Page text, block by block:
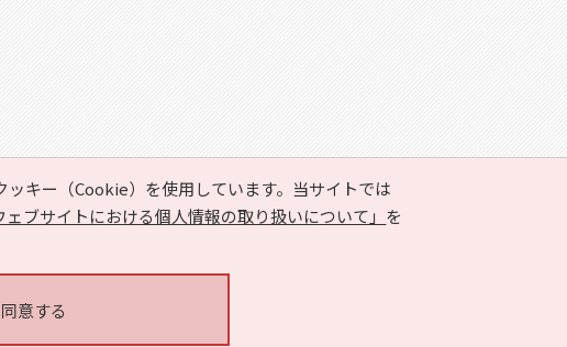
キー（Cookie）を使用しています。当サイトでは
ェブサイトにおける個人情報の取り扱いについて」 を
同意する